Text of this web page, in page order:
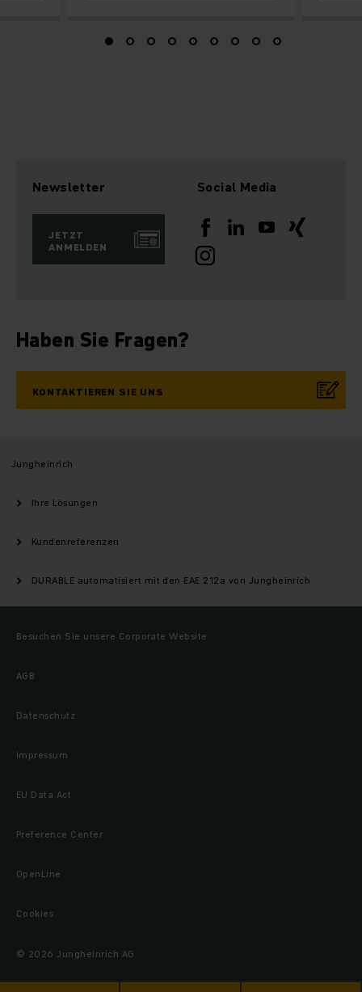
Newsletter
JETZT
ANMELDEN
Social Media
Haben Sie Fragen?
KONTAKTIEREN SIE UNS
Jungheinrich
Ihre Lösungen
Kundenreferenzen
DURABLE automatisiert mit den EAE 212a von Jungheinrich
Besuchen Sie unsere Corporate Website
AGB
Datenschutz
Impressum
EU Data Act
Preference Center
OpenLine
Cookies
© 2026 Jungheinrich AG